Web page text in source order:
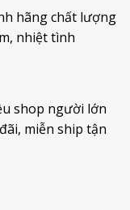
hãng chất lượng
nhiệt tình
shop người lớn
miễn ship tận